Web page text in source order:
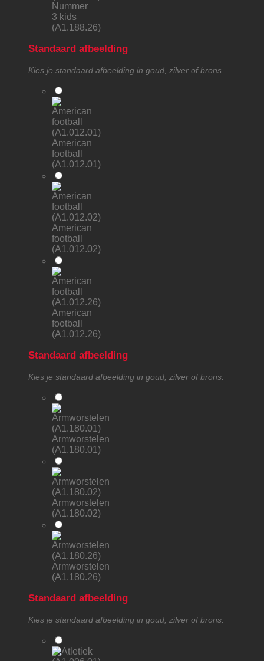
Nummer
3 kids
(A1.188.26)
Standaard afbeelding
Kies je standaard afbeelding in goud, zilver of brons.
American
football
(A1.012.01)
American
football
(A1.012.02)
American
football
(A1.012.26)
Standaard afbeelding
Kies je standaard afbeelding in goud, zilver of brons.
Armworstelen
(A1.180.01)
Armworstelen
(A1.180.02)
Armworstelen
(A1.180.26)
Standaard afbeelding
Kies je standaard afbeelding in goud, zilver of brons.